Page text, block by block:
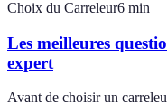
Choix du Carreleur6 min
Les meilleures
expert
Avant de choisir un